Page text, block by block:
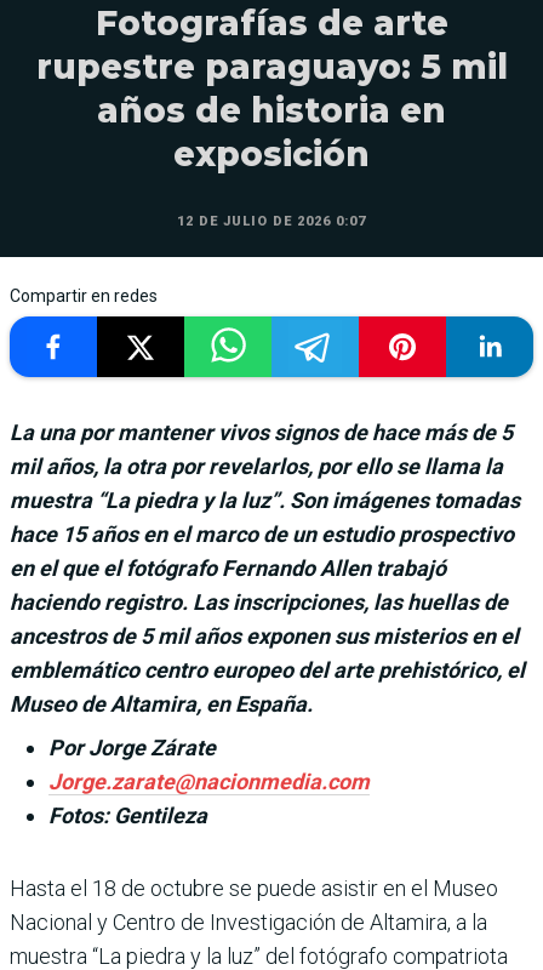
Fotografías de arte
rupestre paraguayo: 5 mil
años de historia en
exposición
12 DE JULIO DE 2026 0:07
Compartir en redes
La una por mantener vivos signos de hace más de 5
mil años, la otra por revelarlos, por ello se llama la
muestra “La piedra y la luz”. Son imágenes tomadas
hace 15 años en el marco de un estudio prospectivo
en el que el fotógrafo Fernando Allen trabajó
haciendo registro. Las inscripciones, las huellas de
ancestros de 5 mil años exponen sus misterios en el
emblemático centro europeo del arte prehistórico, el
Museo de Altamira, en España.
Por Jorge Zárate
Jorge.zarate@nacionmedia.com
Fotos: Gentileza
Hasta el 18 de octubre se puede asistir en el Museo
Nacional y Centro de Investigación de Altamira, a la
muestra “La piedra y la luz” del fotógrafo compatriota